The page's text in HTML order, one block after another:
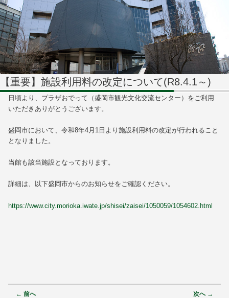
【重要】施設利用料の改定について(R8.4.1～)
日頃より、プラザおでって（盛岡市観光文化交流センター）をご利用
いただきありがとうございます。
盛岡市において、令和8年4月1日より施設利用料の改定が行われること
となりました。
当館も該当施設となっております。
詳細は、以下盛岡市からのお知らせをご確認ください。
https://www.city.morioka.iwate.jp/shisei/zaisei/1050059/1054602.html
投稿ナビゲーション
← 前へ 次へ →